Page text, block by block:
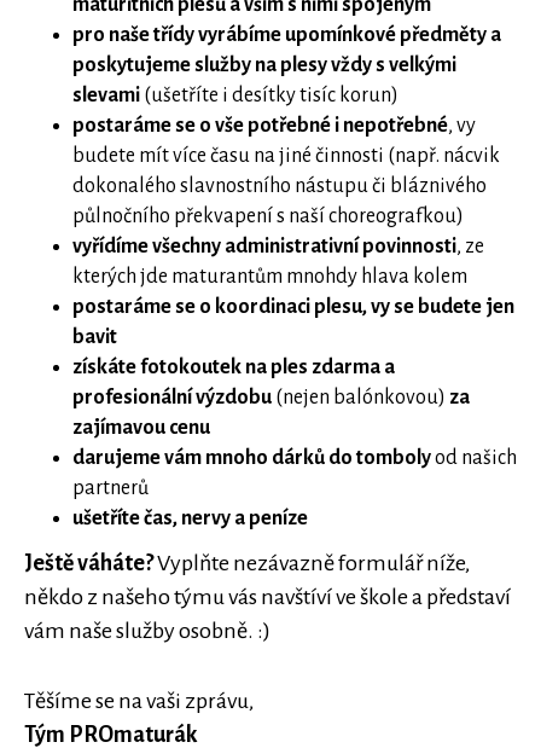
maturitních plesů a vším s nimi spojeným
pro naše třídy vyrábíme upomínkové předměty a
poskytujeme služby na plesy vždy s velkými
slevami (ušetříte i desítky tisíc korun)
postaráme se o vše potřebné i nepotřebné, vy
budete mít více času na jiné činnosti (např. nácvik
dokonalého slavnostního nástupu či bláznivého
půlnočního překvapení s naší choreografkou)
vyřídíme všechny administrativní povinnosti, ze
kterých jde maturantům mnohdy hlava kolem
postaráme se o koordinaci plesu, vy se budete jen
bavit
získáte fotokoutek na ples zdarma a
profesionální výzdobu (nejen balónkovou) za
zajímavou cenu
darujeme vám mnoho dárků do tombolyod našich
partnerů
ušetříte čas, nervy a peníze
Ještě váháte?Vyplňte nezávazně formulář níže,
někdo z našeho týmu vás navštíví ve škole a představí
vám naše služby osobně. :)
Těšíme se na vaši zprávu,
Tým PROmaturák